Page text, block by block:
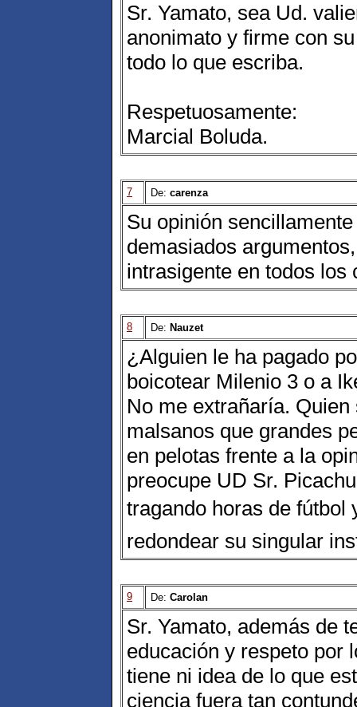
Sr. Yamato, sea Ud.
anonimato y firme con
todo lo que escriba.
Respetuosamente:
Marcial Boluda.
7 De: carenza
Su opinión
demasiados
intrasigente en todos los
8 De: Nauzet
¿Alguien le ha pagado
boicotear Milenio 3 o a
No me extrañaría.
malsanos que grandes
en pelotas frente a la
preocupe UD Sr.
tragando horas de fútbol
redondear su singular
9 De: Carolan
Sr. Yamato, además de
educación y respeto por
tiene ni idea de lo que
ciencia fuera tan